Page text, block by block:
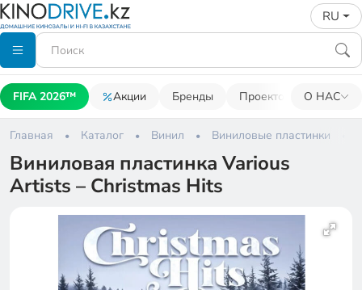
RU
FIFA 2026™ Акции Бренды Проекторы О НАС
Главная Каталог Винил Виниловые пластинки
Виниловая пластинка Various
Artists – Christmas Hits